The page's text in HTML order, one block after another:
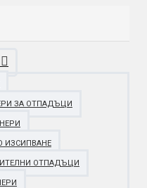
ЗА ОТПАДЪЦИ
ИЗСИПВАНЕ
ОТПАДЪЦИ